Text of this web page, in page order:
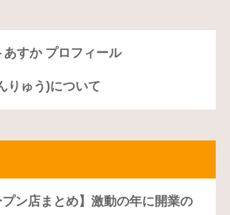
すか プロフィール
りゅう)について
プン店まとめ】激動の年に開業の